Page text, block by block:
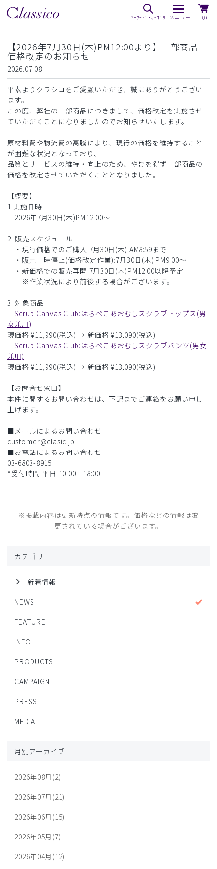
（0）
【2026年7月30日(木)PM12:00より】一部商品
価格改定のお知らせ
2026.07.08
平素よりクラシコをご愛顧いただき、誠にありがとうござい
ます。
この度、弊社の一部商品につきまして、価格改定を実施させ
ていただくことになりましたのでお知らせいたします。
原材料費や物流費の高騰により、現行の価格を維持すること
が困難な状況となっており、
品質とサービスの維持・向上のため、やむを得ず一部商品の
価格を改定させていただくこととなりました。
【概要】
1.実施日時
2026年7月30日(木)PM12:00〜
2. 販売スケジュール
・現行価格でのご購入:7月30日(木) AM8:59まで
・販売一時停止(価格改定作業):7月30日(木) PM9:00〜
・新価格での販売再開:7月30日(木)PM12:00以降予定
※作業状況により前後する場合がございます。
3. 対象商品
Scrub Canvas Club:はらぺこあおむしスクラブトップス(男
女兼用)
現価格 ¥11,990(税込) → 新価格 ¥13,090(税込)
Scrub Canvas Club:はらぺこあおむしスクラブパンツ(男女
兼用)
現価格 ¥11,990(税込) → 新価格 ¥13,090(税込)
【お問合せ窓口】
本件に関するお問い合わせは、下記までご連絡をお願い申し
上げます。
■メールによるお問い合わせ
customer@clasic.jp
■お電話によるお問い合わせ
03-6803-8915
*受付時間:平日 10:00 - 18:00
※掲載内容は更新時点の情報です。価格などの情報は変
更されている場合がございます。
カテゴリ
新着情報
NEWS
FEATURE
INFO
PRODUCTS
CAMPAIGN
PRESS
MEDIA
月別アーカイブ
2026年08月(2)
2026年07月(21)
2026年06月(15)
2026年05月(7)
2026年04月(12)